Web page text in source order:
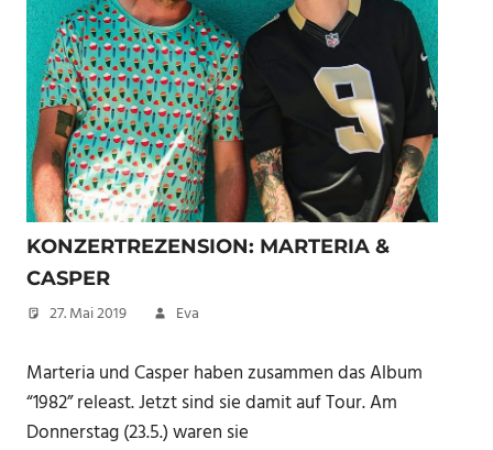
KONZERTREZENSION: MARTERIA &
CASPER
27. Mai 2019 Eva
Marteria und Casper haben zusammen das Album
“1982” releast. Jetzt sind sie damit auf Tour. Am
Donnerstag (23.5.) waren sie